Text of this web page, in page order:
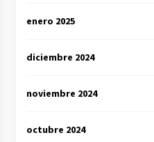
enero 2025
diciembre 2024
noviembre 2024
octubre 2024